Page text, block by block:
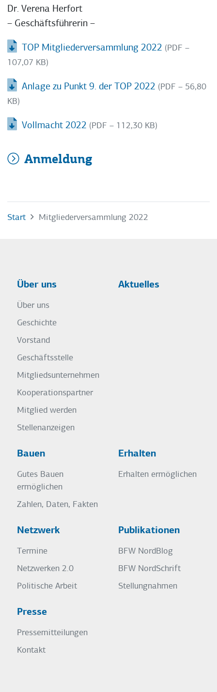
Dr. Verena Herfort
– Geschäftsführerin –
TOP Mitgliederversammlung 2022 (PDF –
107,07 KB)
Anlage zu Punkt 9. der TOP 2022 (PDF – 56,80
KB)
Vollmacht 2022 (PDF – 112,30 KB)
Anmeldung
Start Mitgliederversammlung 2022
Über uns
Über uns
Geschichte
Vorstand
Geschäftsstelle
Mitgliedsunternehmen
Kooperationspartner
Mitglied werden
Stellenanzeigen
Aktuelles
Bauen
Gutes Bauen
ermöglichen
Zahlen, Daten, Fakten
Erhalten
Erhalten ermöglichen
Netzwerk
Termine
Netzwerken 2.0
Politische Arbeit
Publikationen
BFW NordBlog
BFW NordSchrift
Stellungnahmen
Presse
Pressemitteilungen
Kontakt